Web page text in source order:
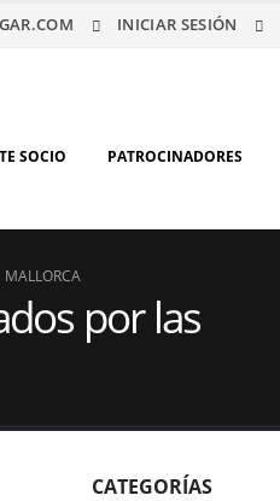
INICIAR SESIÓN
SOCIO PATROCINADORES
MALLORCA
por las
CATEGORÍAS